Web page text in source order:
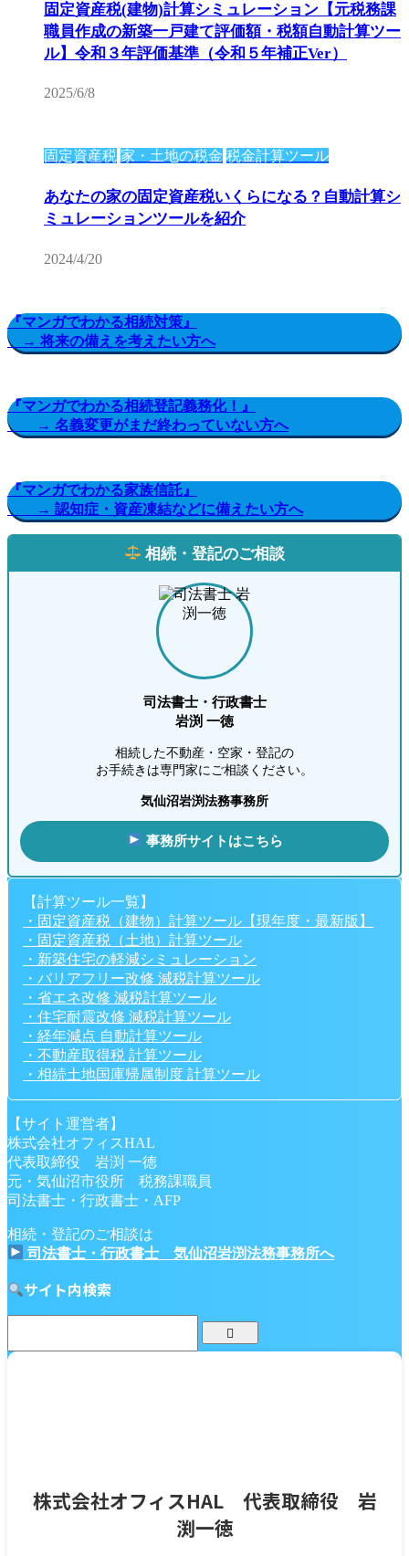
固定資産税(建物)計算シミュレーション【元税務課
職員作成の新築一戸建て評価額・税額自動計算ツー
ル】令和３年評価基準（令和５年補正Ver）
2025/6/8
固定資産税 家・土地の税金 税金計算ツール
あなたの家の固定資産税いくらになる？自動計算シ
ミュレーションツールを紹介
2024/4/20
『マンガでわかる相続対策』
→ 将来の備えを考えたい方へ
『マンガでわかる相続登記義務化！』
→ 名義変更がまだ終わっていない方へ
『マンガでわかる家族信託』
→ 認知症・資産凍結などに備えたい方へ
相続・登記のご相談
司法書士・行政書士
岩渕 一徳
相続した不動産・空家・登記の
お手続きは専門家にご相談ください。
気仙沼岩渕法務事務所
事務所サイトはこちら
【計算ツール一覧】
・固定資産税（建物）計算ツール【現年度・最新版】
・固定資産税（土地）計算ツール
・新築住宅の軽減シミュレーション
・バリアフリー改修 減税計算ツール
・省エネ改修 減税計算ツール
・住宅耐震改修 減税計算ツール
・経年減点 自動計算ツール
・不動産取得税 計算ツール
・相続土地国庫帰属制度 計算ツール
【サイト運営者】
株式会社オフィスHAL
代表取締役 岩渕 一徳
元・気仙沼市役所 税務課職員
司法書士・行政書士・AFP
相続・登記のご相談は
司法書士・行政書士 気仙沼岩渕法務事務所へ
サイト内検索
株式会社オフィスHAL 代表取締役 岩
渕一徳